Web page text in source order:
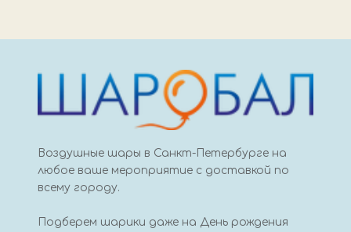
Воздушные шары в Санкт-Петербурге на
любое ваше мероприятие с доставкой по
всему городу.
Подберем шарики даже на День рождения